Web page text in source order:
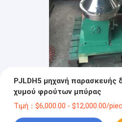
PJLDH5 μηχανή παρασκευής
χυμού φρούτων μπύρας
Τιμή：$6,000.00 - $12,000.00/